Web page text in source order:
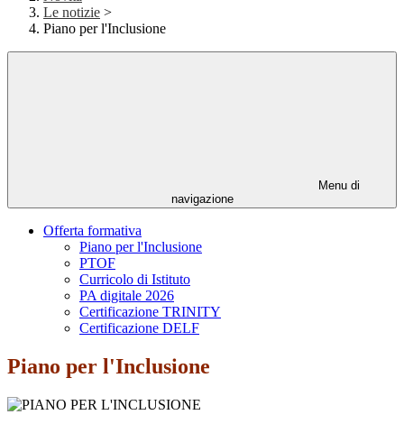
Le notizie >
Piano per l'Inclusione
Menu di
navigazione
Offerta formativa
Piano per l'Inclusione
PTOF
Curricolo di Istituto
PA digitale 2026
Certificazione TRINITY
Certificazione DELF
Piano per l'Inclusione